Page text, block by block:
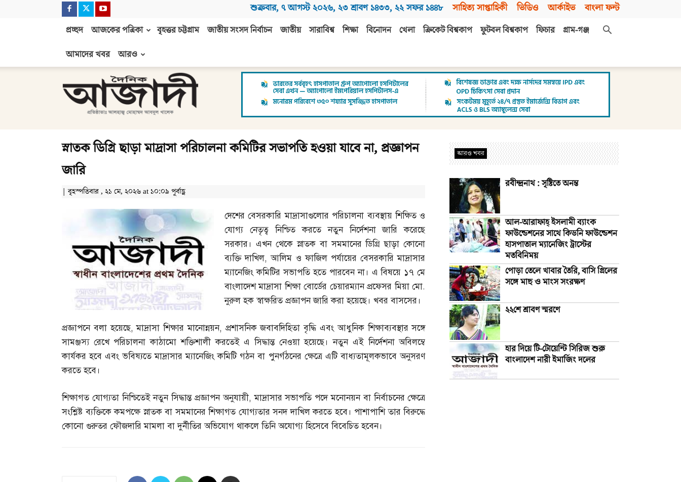
শুক্রবার, ৭ আগস্ট ২০২৬, ২৩ শ্রাবণ ১৪৩৩, ২২ সফর ১৪৪৮ সাহিত্য সাপ্তাহিকী ভিডিও আর্কাইভ বাংলা ফন্ট
প্রচ্ছদ আজকের পত্রিকা বৃহত্তর চট্টগ্রাম জাতীয় সংসদ নির্বাচন জাতীয় সারাবিশ্ব শিক্ষা বিনোদন খেলা ক্রিকেট বিশ্বকাপ ফুটবল বিশ্বকাপ ফিচার
গ্রাম-গঞ্জ
আমাদের খবর
আরও
আজাদী
স্নাতক ডিগ্রি ছাড়া মাদ্রাসা পরিচালনা কমিটির সভাপতি হওয়া যাবে না, প্রজ্ঞাপন
জারি
| বৃহস্পতিবার , ২১ মে, ২০২৬ at ১০:০৯ পূর্বাহ্ণ
দেশের বেসরকারি মাদ্রাসাগুলোর পরিচালনা ব্যবস্থায় শিক্ষিত ও
যোগ্য নেতৃত্ব নিশ্চিত করতে নতুন নির্দেশনা জারি করেছে
সরকার। এখন থেকে স্নাতক বা সমমানের ডিগ্রি ছাড়া কোনো
ব্যক্তি দাখিল,আলিম ও ফাজিল পর্যায়ের বেসরকারি মাদ্রাসার
ম্যানেজিং কমিটির সভাপতি হতে পারবেন না। এ বিষয়ে ১৭ মে
বাংলাদেশ মাদ্রাসা শিক্ষা বোর্ডের চেয়ারম্যান প্রফেসর মিয়া মো.
নুরুল হক স্বাক্ষরিত প্রজ্ঞাপন জারি করা হয়েছে। খবর বাসসের।
প্রজ্ঞাপনে বলা হয়েছে,মাদ্রাসা শিক্ষার মানোন্নয়ন, প্রশাসনিক জবাবদিহিতা বৃদ্ধি এবং আধুনিক শিক্ষাব্যবস্থার সঙ্গে
সামঞ্জস্য রেখে পরিচালনা কাঠামো শক্তিশালী করতেই এ সিদ্ধান্ত নেওয়া হয়েছে। নতুন এই নির্দেশনা অবিলম্বে
কার্যকর হবে এবং ভবিষ্যতে মাদ্রাসার ম্যানেজিং কমিটি গঠন বা পুনর্গঠনের ক্ষেত্রে এটি বাধ্যতামূলকভাবে অনুসরণ
করতে হবে।
শিক্ষাগত যোগ্যতা নিশ্চিতেই নতুন সিদ্ধান্ত প্রজ্ঞাপন অনুযায়ী,মাদ্রাসার সভাপতি পদে মনোনয়ন বা নির্বাচনের ক্ষেত্রে
সংশ্লিষ্ট ব্যক্তিকে কমপক্ষে স্নাতক বা সমমানের শিক্ষাগত যোগ্যতার সনদ দাখিল করতে হবে। পাশাপাশি তার বিরুদ্ধে
কোনো গুরুতর ফৌজদারি মামলা বা দুর্নীতির অভিযোগ থাকলে তিনি অযোগ্য হিসেবে বিবেচিত হবেন।
আরও খবর
রবীন্দ্রনাথ : সৃষ্টিতে অনন্ত
আল-আরাফাহ্‌ ইসলামী ব্যাংক
ফাউন্ডেশনের সাথে কিডনি ফাউন্ডেশন
হাসপাতাল ম্যানেজিং ট্রাস্টের
মতবিনিময়
পোড়া তেলে খাবার তৈরি, বাসি গ্রিলের
সঙ্গে মাছ ও মাংস সংরক্ষণ
২২শে শ্রাবণ স্মরণে
হার দিয়ে টি-টোয়েন্টি সিরিজ শুরু
বাংলাদেশ নারী ইমার্জিং দলের